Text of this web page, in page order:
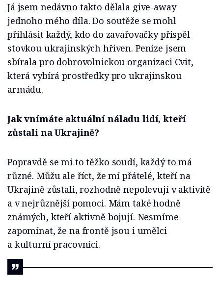
Já jsem nedávno takto dělala give-away
jednoho mého díla. Do soutěže se mohl
přihlásit každý, kdo do zavařovačky přispěl
stovkou ukrajinských hřiven. Peníze jsem
sbírala pro dobrovolnickou organizaci Cvit,
která vybírá prostředky pro ukrajinskou
armádu.
Jak vnímáte aktuální náladu lidí, kteří
zůstali na Ukrajině?
Popravdě se mi to těžko soudí, každý to má
různé. Můžu ale říct, že mí přátelé, kteří na
Ukrajině zůstali, rozhodně nepolevují v aktivitě
a v nejrůznější pomoci. Mám také hodně
známých, kteří aktivně bojují. Nesmíme
zapomínat, že na frontě jsou i umělci
a kulturní pracovníci.